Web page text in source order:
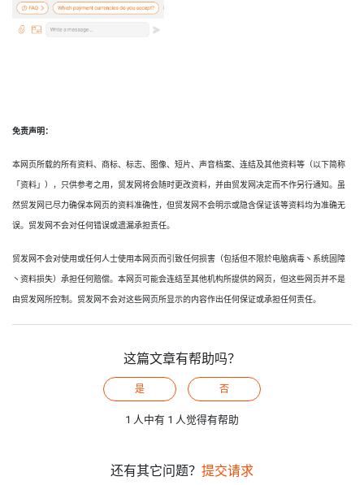
免责声明：
本网页所载的所有资料、商标、标志、图像、短片、声音档案、连结及其他资料等（以下简称
「资料」），只供参考之用，贸发网将会随时更改资料，并由贸发网决定而不作另行通知。虽
然贸发网已尽力确保本网页的资料准确性，但贸发网不会明示或隐含保证该等资料均为准确无
误。贸发网不会对任何错误或遗漏承担责任。
贸发网不会对使用或任何人士使用本网页而引致任何损害（包括但不限於电脑病毒丶系统固障
丶资料损失）承担任何赔偿。本网页可能会连结至其他机构所提供的网页，但这些网页并不是
由贸发网所控制。贸发网不会对这些网页所显示的内容作出任何保证或承担任何责任。
这篇文章有帮助吗？
是 否
1 人中有 1 人觉得有帮助
还有其它问题？ 提交请求